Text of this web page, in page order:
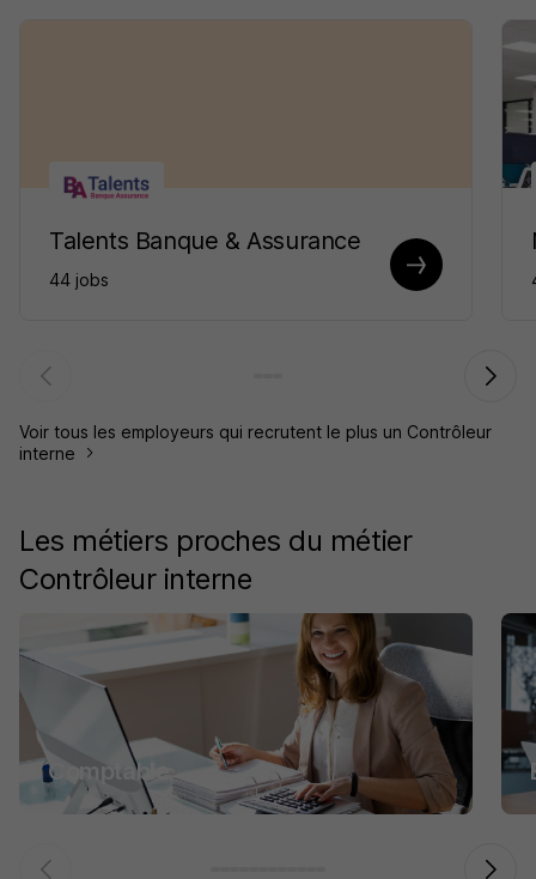
Talents Banque & Assurance
44 jobs
Voir tous les employeurs qui recrutent le plus un Contrôleur
interne
Les métiers proches du métier
Contrôleur interne
Comptable